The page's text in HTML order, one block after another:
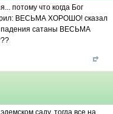
потому что когда Бог
ВЕСЬМА ХОРОШО! сказал
падения сатаны ВЕСЬМА
саду, тогда все на